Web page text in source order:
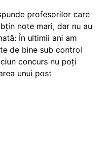
profesorilor care
note mari, dar nu au
În ultimii ani am
de bine sub control
concurs nu poți
unui post